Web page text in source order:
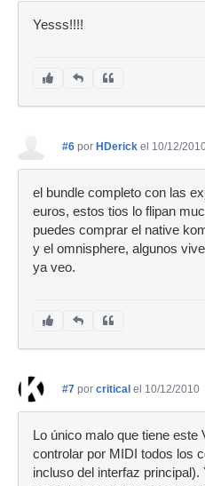
Yesss!!!!
#6 por HDerick el 10/12/
el bundle completo con las
euros, estos tios lo flipan
puedes comprar el native
y el omnisphere, algunos
ya veo.
#7 por critical el 10/12/2010
Lo único malo que tiene este
controlar por MIDI todos los
incluso del interfaz